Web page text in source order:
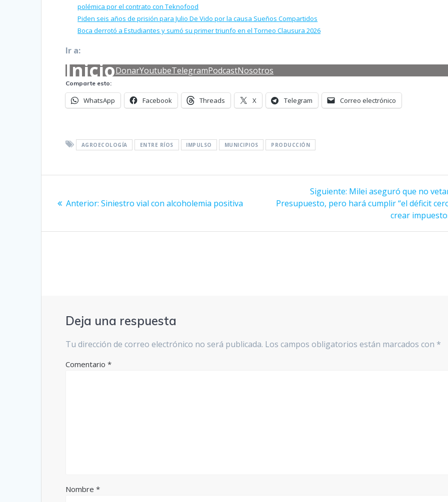
polémica por el contrato con Teknofood
Piden seis años de prisión para Julio De Vido por la causa Sueños Compartidos
Boca derrotó a Estudiantes y sumó su primer triunfo en el Torneo Clausura 2026
Ir a:
InicioDonarYoutubeTelegramPodcastNosotros
Comparte esto:
WhatsApp Facebook Threads X Telegram Correo electrónico
AGROECOLOGÍA ENTRE RÍOS IMPULSO MUNICIPIOS PRODUCCIÓN
de
entradas
Anterior: Entrada
Siniestro vial con alcoholemia positiva
Siguiente: Siguiente
entrada:
Milei aseguró que no
Presupuesto, pero hará cumplir “el déficit
crear
Deja una respuesta
Tu dirección de correo electrónico no será publicada. Los campos obligatorios están marcados con *
Comentario*
Nombre*